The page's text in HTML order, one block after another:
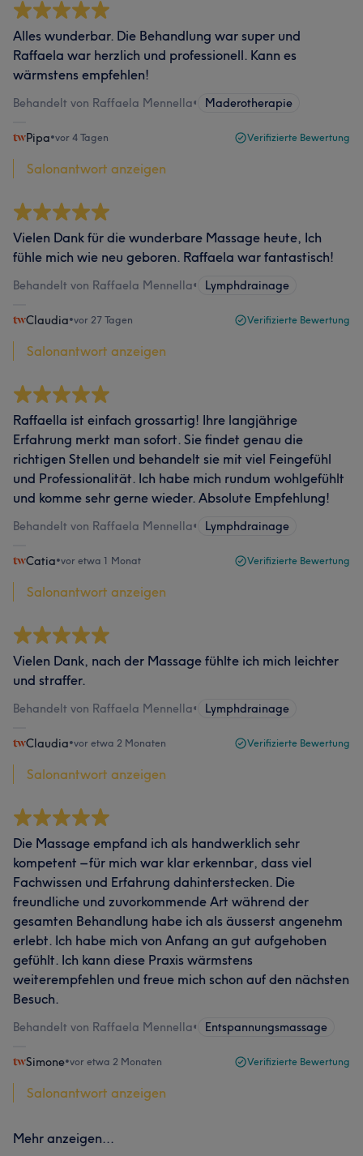
Alles wunderbar. Die Behandlung war super und
Raffaela war herzlich und professionell. Kann es
wärmstens empfehlen!
Behandelt von Raffaela Mennella• Maderotherapie
Pipa•vor 4 Tagen Verifizierte Bewertung
Salonantwort anzeigen
Vielen Dank für die wunderbare Massage heute, Ich
fühle mich wie neu geboren. Raffaela war fantastisch!
Behandelt von Raffaela Mennella• Lymphdrainage
Claudia•vor 27 Tagen Verifizierte Bewertung
Salonantwort anzeigen
Raffaella ist einfach grossartig! Ihre langjährige
Erfahrung merkt man sofort. Sie findet genau die
richtigen Stellen und behandelt sie mit viel Feingefühl
und Professionalität. Ich habe mich rundum wohlgefühlt
und komme sehr gerne wieder. Absolute Empfehlung!
Behandelt von Raffaela Mennella• Lymphdrainage
Catia•vor etwa 1 Monat Verifizierte Bewertung
Salonantwort anzeigen
Vielen Dank, nach der Massage fühlte ich mich leichter
und straffer.
Behandelt von Raffaela Mennella• Lymphdrainage
Claudia•vor etwa 2 Monaten Verifizierte Bewertung
Salonantwort anzeigen
Die Massage empfand ich als handwerklich sehr
kompetent – für mich war klar erkennbar, dass viel
Fachwissen und Erfahrung dahinterstecken. Die
freundliche und zuvorkommende Art während der
gesamten Behandlung habe ich als äusserst angenehm
erlebt. Ich habe mich von Anfang an gut aufgehoben
gefühlt. Ich kann diese Praxis wärmstens
weiterempfehlen und freue mich schon auf den nächsten
Besuch.
Behandelt von Raffaela Mennella• Entspannungsmassage
Simone•vor etwa 2 Monaten Verifizierte Bewertung
Salonantwort anzeigen
Mehr anzeigen...